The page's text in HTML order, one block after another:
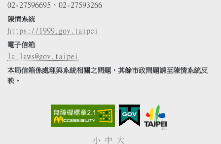
02-27596695、02-27593266
陳情系統
https://1999.gov.taipei
電子信箱
la_laws@gov.taipei
本局信箱係處理與系統相關之問題，其餘市政問題請至陳情系統反
映。
小 中 大